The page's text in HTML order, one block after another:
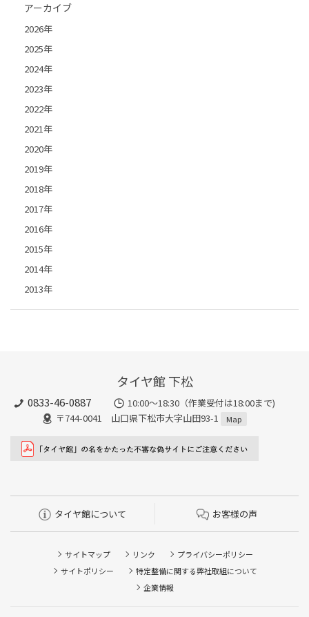
アーカイブ
2026年
2025年
2024年
2023年
2022年
2021年
2020年
2019年
2018年
2017年
2016年
2015年
2014年
2013年
タイヤ館 下松
0833-46-0887
10:00～18:30（作業受付は18:00まで)
〒744-0041 山口県下松市大字山田93-1
Map
タイヤ館について お客様の声
サイトマップ リンク
プライバシーポリシー
サイトポリシー
特定整備に関する弊社取組について
企業情報